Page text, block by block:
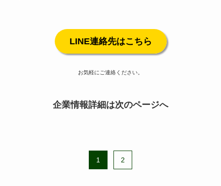
LINE連絡先はこちら
お気軽にご連絡ください。
企業情報詳細は次のページへ
1 2